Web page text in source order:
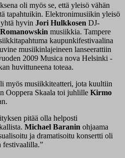
oli myös se, että yleisö vähän
tapahtuikin. Elektronimusiikin yleisö
hyvin Jori Hulkkosen DJ-
musiikkia. Tampere
kaupunkifestivaalina
musiikinlajeineen lanseerattiin
2009 Musica nova Helsinki -
huvittuneena toteaa.
myös musiikkiteatteri, jota kuultiin
Ooppera Skaala toi juhlille Kirmo
pitää olla helposti
Michael Baranin ohjaama
ja dramatisoitu konsertti oli
festivaalilla.”